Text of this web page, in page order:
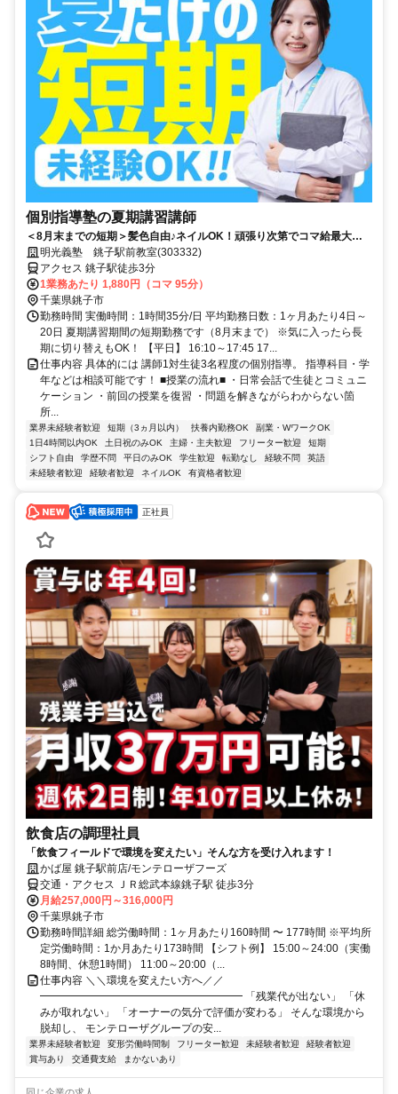
個別指導塾の夏期講習講師
＜8月末までの短期＞髪色自由♪ネイルOK！頑張り次第でコマ給最大
3000円！得意科目で先生デビュー！未経験が活躍中の塾講師◎週１回～
OK（シフト自由）
明光義塾 銚子駅前教室(303332)
アクセス 銚子駅徒歩3分
1業務あたり 1,880円（コマ 95分）
千葉県銚子市
勤務時間 実働時間：1時間35分/日 平均勤務日数：1ヶ月あたり4日～
20日 夏期講習期間の短期勤務です（8月末まで） ※気に入ったら長
期に切り替えもOK！ 【平日】 16:10～17:45 17...
仕事内容 具体的には 講師1対生徒3名程度の個別指導。 指導科目・学
年などは相談可能です！ ■授業の流れ■ ・日常会話で生徒とコミュニ
ケーション ・前回の授業を復習 ・問題を解きながらわからない箇
所...
業界未経験者歓迎 短期（3ヵ月以内） 扶養内勤務OK
副業・WワークOK
1日4時間以内OK
土日祝のみOK 主婦・主夫歓迎 フリーター歓迎
短期
シフト自由
学歴不問 平日のみOK 学生歓迎 転勤なし 経験不問
英語
未経験者歓迎
経験者歓迎 ネイルOK 有資格者歓迎
正社員
飲食店の調理社員
「飲食フィールドで環境を変えたい」そんな方を受け入れます！
かば屋 銚子駅前店/モンテローザフーズ
交通・アクセス ＪＲ総武本線銚子駅 徒歩3分
月給257,000円～316,000円
千葉県銚子市
勤務時間詳細 総労働時間：1ヶ月あたり160時間 〜 177時間 ※平均所
定労働時間：1か月あたり173時間 【シフト例】 15:00～24:00（実働
8時間、休憩1時間） 11:00～20:00（...
仕事内容 ＼＼環境を変えたい方へ／／
━━━━━━━━━━━━━━━━━━━ 「残業代が出ない」 「休
みが取れない」 「オーナーの気分で評価が変わる」 そんな環境から
脱却し、 モンテローザグループの安...
業界未経験者歓迎 変形労働時間制 フリーター歓迎 未経験者歓迎
経験者歓迎
賞与あり
交通費支給 まかないあり